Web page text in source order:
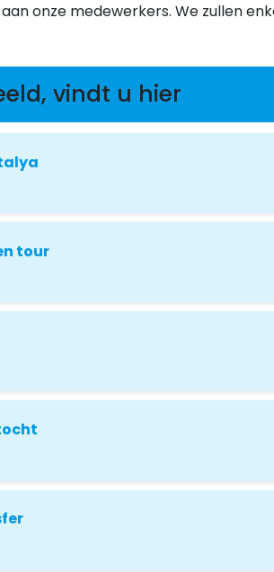
onze medewerkers. We zullen
vindt u hier
tour